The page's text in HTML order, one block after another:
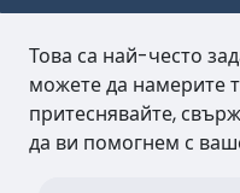
Това са най-често
можете да намерите
притеснявайте,
да ви помогнем с